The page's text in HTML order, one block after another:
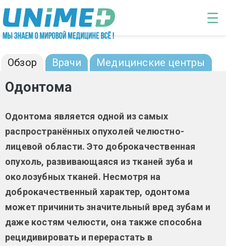
Перейти к основному содержанию
☰
Одонтома: диагностика и лечение
Обзор Врачи Медицинские центры
Одонтома
Одонтома является одной из самых
распространённых опухолей челюстно-
лицевой области. Это доброкачественная
опухоль, развивающаяся из тканей зуба и
околозубных тканей. Несмотря на
доброкачественный характер, одонтома
может причинить значительный вред зубам и
даже костям челюсти, она также способна
рецидивировать и перерастать в